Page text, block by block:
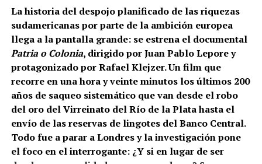
Vanguardia y Género del Bafici y obtuvo dos menciones
por dirección y actuación. Morgenfeld, de 30 años,
estudió Artes Visuales en la Universidad de las Artes, es
guionista, productor y flamante director de la película y
fanático del cine policial y de las comedias. “Hice una
mezcla de ambos géneros, aunque la película es una
comedia protagonizada por una detective. Me pareció
un oficio muy atractivo”.
Todo surgió de una imagen disparadora que se instaló en
su cabeza: “Una detective privada haciendo tiempo en su
La historia del despojo planificado de las riquezas
sudamericanas por parte de la ambición europea
llega a la pantalla grande: se estrena el documental
Patria o Colonia, dirigido por Juan Pablo Lepore y
protagonizado por Rafael Klejzer. Un film que
recorre en una hora y veinte minutos los últimos 200
años de saqueo sistemático que van desde el robo
del oro del Virreinato del Río de la Plata hasta el
envío de las reservas de lingotes del Banco Central.
Todo fue a parar a Londres y la investigación pone
el foco en el interrogante: ¿Y si en lugar de ser